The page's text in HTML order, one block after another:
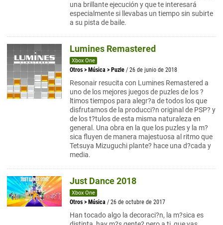
una brillante ejecución y que te interesará
especialmente si llevabas un tiempo sin subirte
a su pista de baile.
Lumines Remastered
Xbox One
Otros > Música > Puzle / 26 de junio de 2018
Resonair resucita con Lumines Remastered a
uno de los mejores juegos de puzles de los ?
ltimos tiempos para alegr?a de todos los que
disfrutamos de la producci?n original de PSP? y
de los t?tulos de esta misma naturaleza en
general. Una obra en la que los puzles y la m?
sica fluyen de manera majestuosa al ritmo que
Tetsuya Mizuguchi plante? hace una d?cada y
media.
Just Dance 2018
Xbox One
Otros > Música / 26 de octubre de 2017
Han tocado algo la decoraci?n, la m?sica es